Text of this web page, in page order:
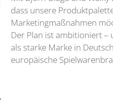
dass unsere
Marketingmaßnahmen
Der Plan ist ambitioniert –
als starke Marke in
europäische